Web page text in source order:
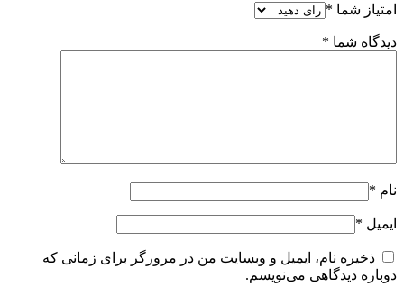
امتیاز شما *
دیدگاه شما *
نام *
ایمیل *
ذخیره نام، ایمیل و وبسایت من در مرورگر برای زمانی که
دوباره دیدگاهی می‌نویسم.